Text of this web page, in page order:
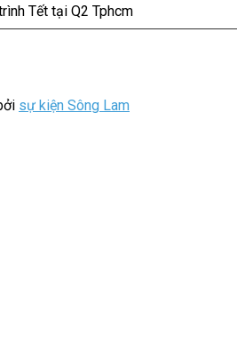
Tết tại Q2 Tphcm
sự kiện Sông Lam